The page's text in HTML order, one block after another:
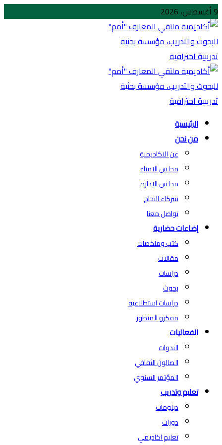
9 أغسطس، 2026
الرئيسية
من نحن
عن الاكاديمية
مجلس الامناء
مجلس الإدارة
شركاء النجاح
تواصل معنا
إضاءات حضارية
كتب وملخصات
مقالات
دراسات
بحوث
دراسات استطلاعية
مفكرو المنظور
الفعاليات
الندوات
الصالون الثقافي
المؤتمر السنوي
تعليم وتدريب
دبلومات
دورات
تعليم اكاديمي